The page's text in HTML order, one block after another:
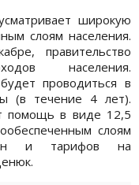
широкую
слоям населения.
правительство
населения.
проводиться в
(в течение 4 лет).
помощь в виде 12,5
слоям
и тарифов на